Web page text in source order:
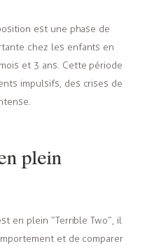
est une phase de
chez les enfants en
et 3 ans. Cette période
impulsifs, des crises de
plein
en plein “Terrible Two”, il
et de comparer